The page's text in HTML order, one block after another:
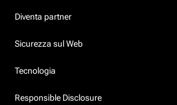
Diventa partner
Sicurezza sul Web
Tecnologia
Responsible Disclosure